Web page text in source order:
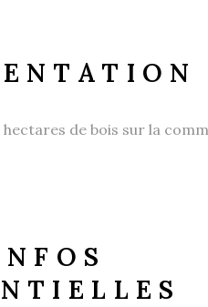
hectares de bois sur la